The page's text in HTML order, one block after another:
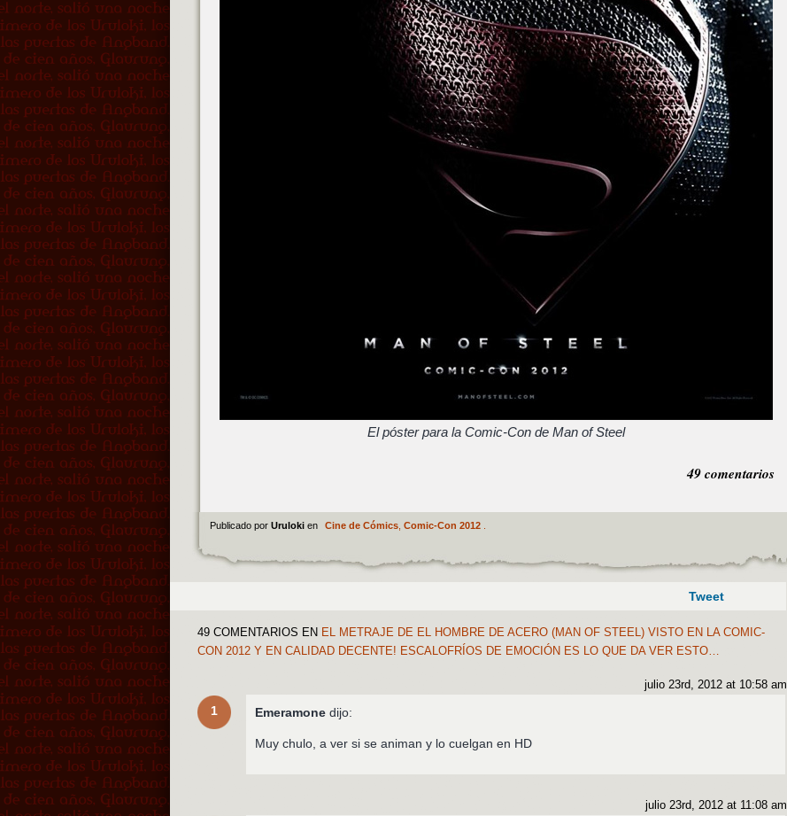
El póster para la Comic-Con de Man of Steel
49 comentarios
Publicado por Uruloki en Cine de Cómics, Comic-Con 2012.
Tweet
49 COMENTARIOS EN EL METRAJE DE EL HOMBRE DE ACERO (MAN OF STEEL) VISTO EN LA COMIC-
CON 2012 Y EN CALIDAD DECENTE! ESCALOFRÍOS DE EMOCIÓN ES LO QUE DA VER ESTO…
1
julio 23rd, 2012 at 10:58 am
Emeramone dijo:
Muy chulo, a ver si se animan y lo cuelgan en HD
julio 23rd, 2012 at 11:08 am